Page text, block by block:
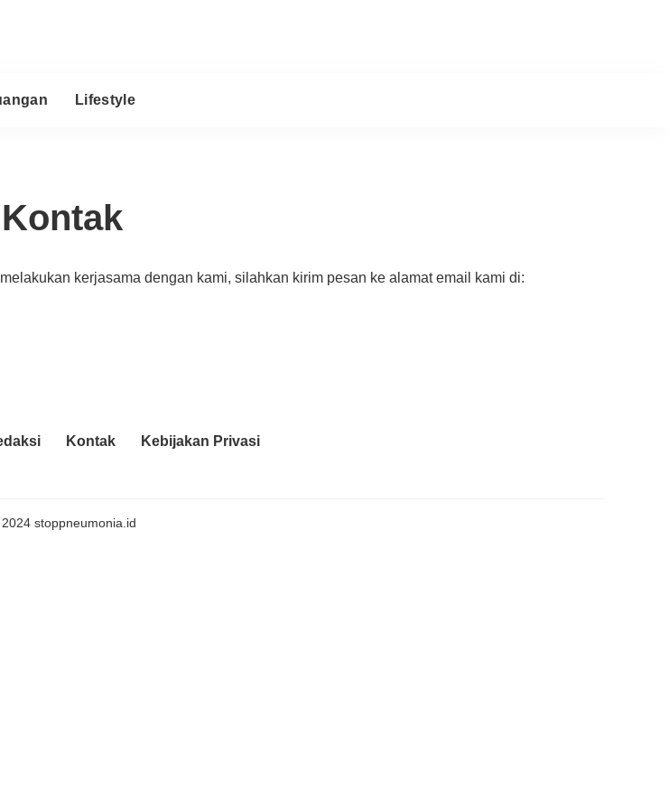
Lifestyle
Kontak
kerjasama dengan kami, silahkan kirim pesan ke alamat email kami di:
Kontak Kebijakan Privasi
stoppneumonia.id